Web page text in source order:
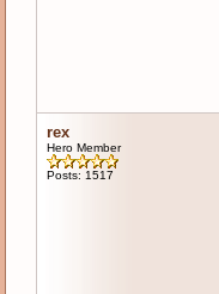
rex
Hero Member
Posts: 1517